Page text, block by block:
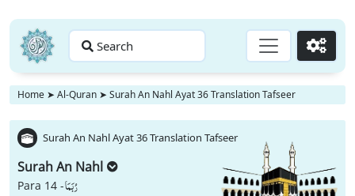
Search Go
Home ➤ Al-Quran ➤ Surah An Nahl Ayat 36 Translation Tafseer
Surah An Nahl Ayat 36 Translation Tafseer
Surah An Nahl
Para 14 -رُبَمَا